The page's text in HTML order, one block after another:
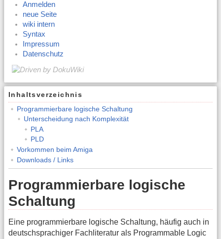
Anmelden
neue Seite
wiki intern
Syntax
Impressum
Datenschutz
Inhaltsverzeichnis
Programmierbare logische Schaltung
Unterscheidung nach Komplexität
PLA
PLD
Vorkommen beim Amiga
Downloads / Links
Programmierbare logische
Schaltung
Eine programmierbare logische Schaltung, häufig auch in
deutschsprachiger Fachliteratur als Programmable Logic